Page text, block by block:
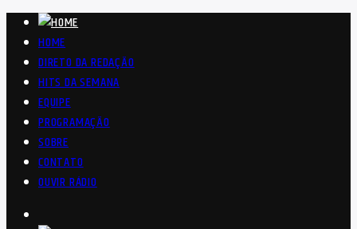
HOME
DIRETO DA REDAÇÃO
HITS DA SEMANA
EQUIPE
PROGRAMAÇÃO
SOBRE
CONTATO
OUVIR RÁDIO